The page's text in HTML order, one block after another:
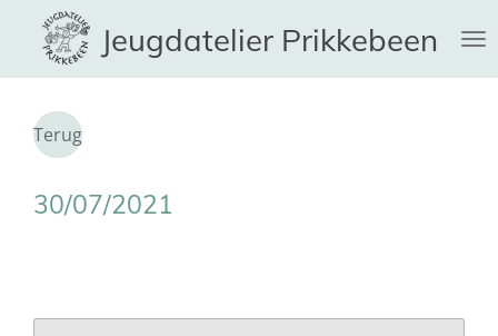
direct
naar
hoofdinhoud
Jeugdatelier Prikkebeen
Terug
30/07/2021